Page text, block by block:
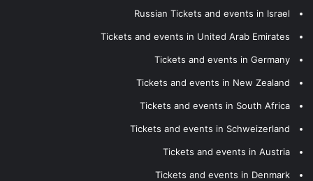
Russian Tickets and events in Israel
Tickets and events in United Arab Emirates
Tickets and events in Germany
Tickets and events in New Zealand
Tickets and events in South Africa
Tickets and events in Schweizerland
Tickets and events in Austria
Tickets and events in Denmark